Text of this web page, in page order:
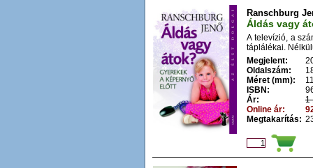
Ranschburg
Áldás vagy
A televízió, a
táplálékai.
Megjelent:
Oldalszám:
Méret (mm):
ISBN:
Ár:
1
Online ár:
Megtakarítás: